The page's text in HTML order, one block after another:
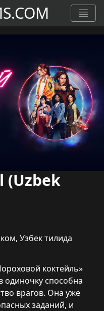
(Uzbek
, Узбек тилида
коктейль»
одиночку способна
врагов. Она уже
заданий, и